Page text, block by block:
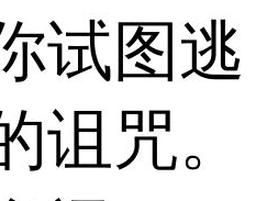
试图逃
诅咒。